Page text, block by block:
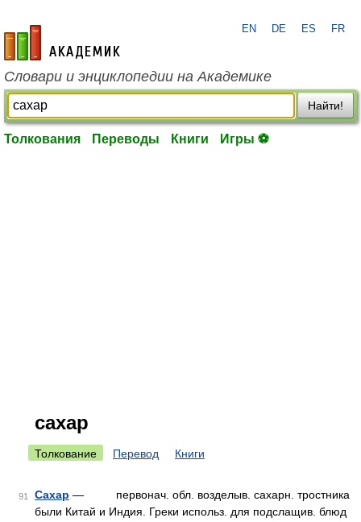
academic.ru
EN DE ES FR
Словари и энциклопедии на Академике
Найти!
Толкования Переводы Книги Игры ⚽
сахар
Толкование Перевод Книги
91 Сахар — первонач. обл. возделыв. сахарн. тростника
были Китай и Индия. Греки использ. для подслащив. блюд